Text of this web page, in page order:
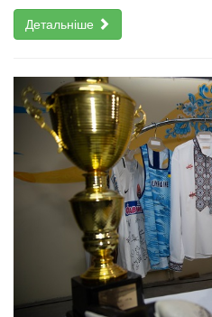
Детальніше